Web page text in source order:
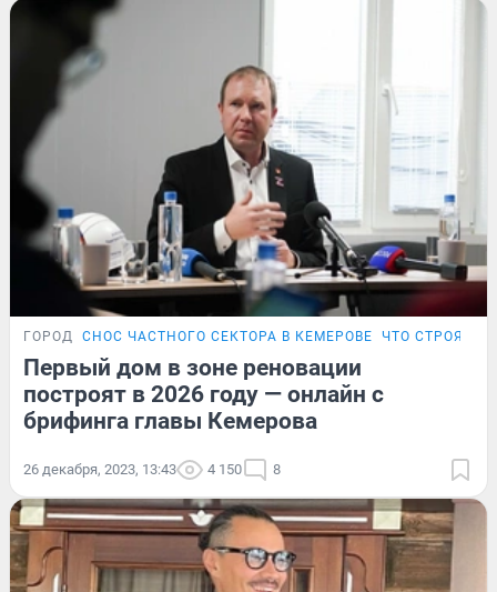
ГОРОД СНОС ЧАСТНОГО СЕКТОРА В КЕМЕРОВЕ ЧТО СТРОЯТ В
Первый дом в зоне реновации
построят в 2026 году — онлайн с
брифинга главы Кемерова
26 декабря, 2023, 13:43 4 150 8